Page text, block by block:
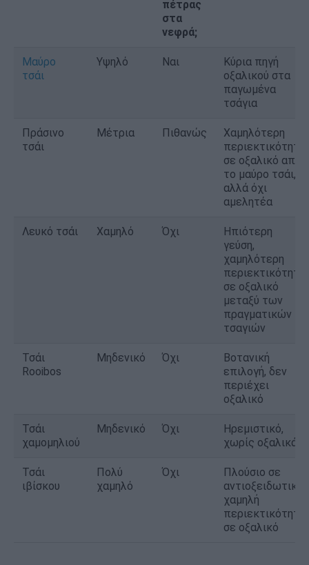
πέτρας
στα
νεφρά;
Μαύρο
τσάι
Υψηλό Ναι
Κύρια πηγή
οξαλικού στα
παγωμένα
τσάγια
Πράσινο
τσάι
Μέτρια Πιθανώς
Χαμηλότερη
περιεκτικότητα
σε οξαλικό από
το μαύρο τσάι,
αλλά όχι
αμελητέα
Λευκό τσάι Χαμηλό Όχι
Ηπιότερη
γεύση,
χαμηλότερη
περιεκτικότητα
σε οξαλικό
μεταξύ των
πραγματικών
τσαγιών
Τσάι
Rooibos
Μηδενικό Όχι
Βοτανική
επιλογή, δεν
περιέχει
οξαλικό
Τσάι
χαμομηλιού
Μηδενικό Όχι
Ηρεμιστικό,
χωρίς οξαλικά
Τσάι
ιβίσκου
Πολύ
χαμηλό
Όχι
Πλούσιο σε
αντιοξειδωτικά,
χαμηλή
περιεκτικότητα
σε οξαλικό